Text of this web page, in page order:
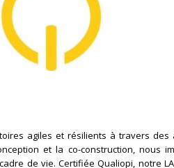
agiles et résilients à travers des
et la co-construction, nous
de vie. Certifiée Qualiopi, notre